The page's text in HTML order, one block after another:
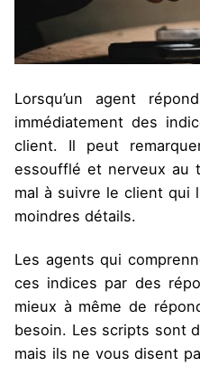
Lorsqu’un agent
immédiatement des
client. Il peut
essoufflé et nerveux au
mal à suivre le client qui
moindres détails.
Les agents qui
ces indices par des
mieux à même de
besoin. Les scripts sont
mais ils ne vous disent